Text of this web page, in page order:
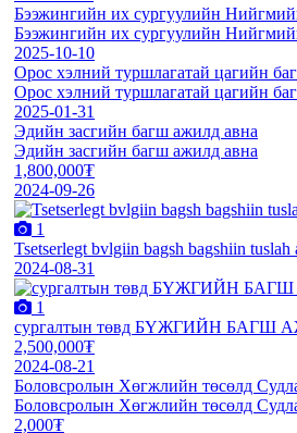
Бээжингийн их сургуулийн
Бээжингийн их сургуулийн
2025-10-10
Орос хэлний туршлагатай
Орос хэлний туршлагатай
2025-01-31
Эдийн засгийн багш ажилд авна
Эдийн засгийн багш ажилд авна
1,800,000₮
2024-09-26
1
Tsetserlegt bvlgiin bagsh bagshiin tuslah
2024-08-31
1
сургалтын төвд БҮЖГИЙН
2,500,000₮
2024-08-21
Боловсролын Хөгжлийн төсөлд
Боловсролын Хөгжлийн төсөлд
2,000₮